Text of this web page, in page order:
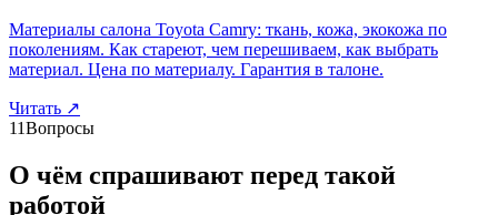
Материалы салона Toyota Camry: ткань, кожа, экокожа по
поколениям. Как стареют, чем перешиваем, как выбрать
материал. Цена по материалу. Гарантия в талоне.
Читать ↗
11Вопросы
О чём спрашивают перед такой
работой